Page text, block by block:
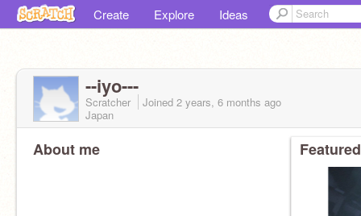
Create Explore Ideas
--iyo---
Scratcher Joined 2 years, 6 months ago
Japan
About me